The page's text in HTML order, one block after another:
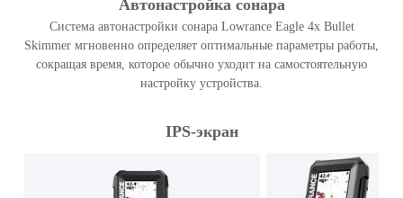
Автонастройка сонара
Система автонастройки сонара Lowrance Eagle 4x Bullet
Skimmer мгновенно определяет оптимальные параметры работы,
сокращая время, которое обычно уходит на самостоятельную
настройку устройства.
IPS-экран